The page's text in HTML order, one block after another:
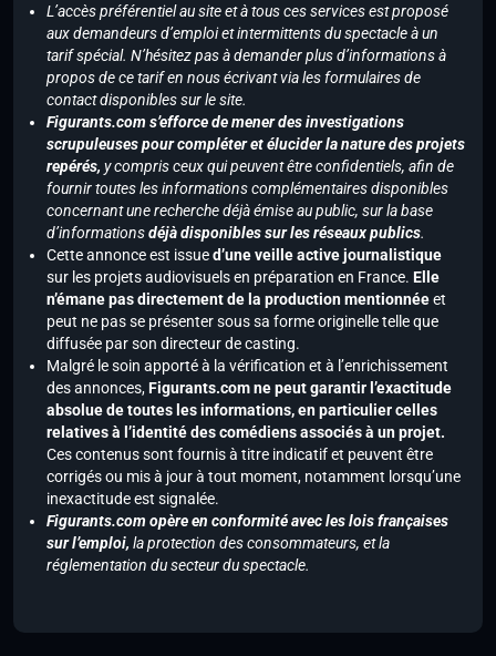
L’accès préférentiel au site et à tous ces services est proposé
aux demandeurs d’emploi et intermittents du spectacle à un
tarif spécial. N’hésitez pas à demander plus d’informations à
propos de ce tarif en nous écrivant via les formulaires de
contact disponibles sur le site.
Figurants.com s’efforce de mener des investigations
scrupuleuses pour compléter et élucider la nature des projets
repérés, y compris ceux qui peuvent être confidentiels, afin de
fournir toutes les informations complémentaires disponibles
concernant une recherche déjà émise au public, sur la base
d’informationsdéjà disponibles sur les réseaux publics.
Cette annonce est issued’une veille active journalistique
sur les projets audiovisuels en préparation en France. Elle
n’émane pas directement de la production mentionnéeet
peut ne pas se présenter sous sa forme originelle telle que
diffusée par son directeur de casting.
Malgré le soin apporté à la vérification et à l’enrichissement
des annonces,Figurants.com ne peut garantir l’exactitude
absolue de toutes les informations, en particulier celles
relatives à l’identité des comédiens associés à un projet.
Ces contenus sont fournis à titre indicatif et peuvent être
corrigés ou mis à jour à tout moment, notamment lorsqu’une
inexactitude est signalée.
Figurants.com opère en conformité avec les lois françaises
sur l’emploi, la protection des consommateurs, et la
réglementation du secteur du spectacle.